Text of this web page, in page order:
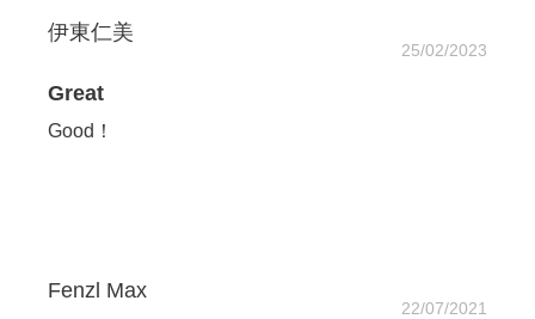
伊東仁美
25/02/2023
Great
Good！
Fenzl Max
22/07/2021